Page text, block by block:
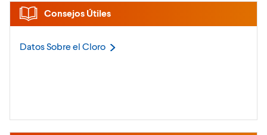
Consejos Útiles
Datos Sobre el Cloro